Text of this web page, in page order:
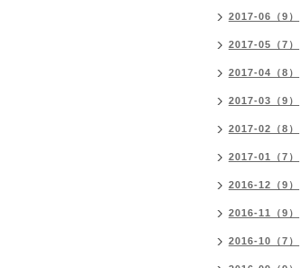
2017-06（9）
2017-05（7）
2017-04（8）
2017-03（9）
2017-02（8）
2017-01（7）
2016-12（9）
2016-11（9）
2016-10（7）